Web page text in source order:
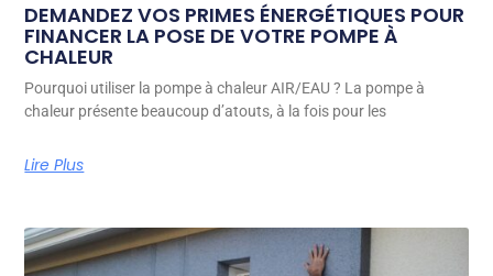
DEMANDEZ VOS PRIMES ÉNERGÉTIQUES POUR
FINANCER LA POSE DE VOTRE POMPE À
CHALEUR
Pourquoi utiliser la pompe à chaleur AIR/EAU ? La pompe à
chaleur présente beaucoup d’atouts, à la fois pour les
Lire Plus